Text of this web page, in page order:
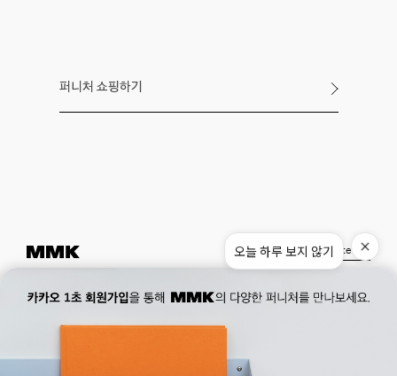
퍼니처 쇼핑하기
Museum. 02. 777. 5887 Office.02. 777. 5778
177, Duteopbawi-ro, Yongsan-gu, Seoul, Korea
Official : hello@mmk-seoul.com
Instagram Pinterest
오늘 하루 보지 않기